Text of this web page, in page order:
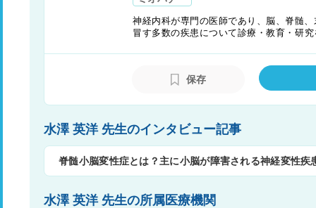
神経内科が専門の医師であり、脳、脊髄
冒す多数の疾患について診療・教育・研
学術大長、2014年日本神経病理学会学術
017年第23回世界神経学会議大会長を務
保存
水澤 英洋 先生のインタビュー記事
脊髄小脳変性症とは？主に小脳が障害される神経変性疾
水澤 英洋 先生の所属医療機関